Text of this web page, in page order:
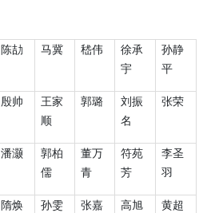
陈劼 马冀 嵇伟
徐承
宇
孙静
平
殷帅
王家
顺
郭璐
刘振
名
张荣
潘灏
郭柏
儒
董万
青
符苑
芳
李圣
羽
隋焕
孙雯
张嘉
高旭
黄超